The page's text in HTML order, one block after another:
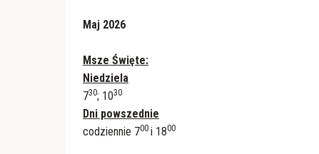
Maj 2026
Msze Święte:
Niedziela
730; 1030
Dni powszednie
codziennie 700 i 1800